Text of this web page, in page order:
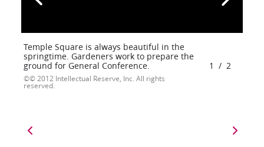
Temple Square is always beautiful in the
springtime. Gardeners work to prepare the
ground for General Conference.
© 2012 Intellectual Reserve, Inc. All rights
reserved.
1 / 2